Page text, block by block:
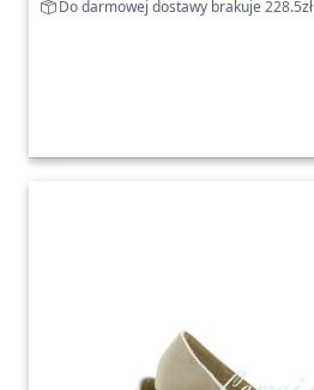
Do darmowej dostawy brakuje 228.5zł